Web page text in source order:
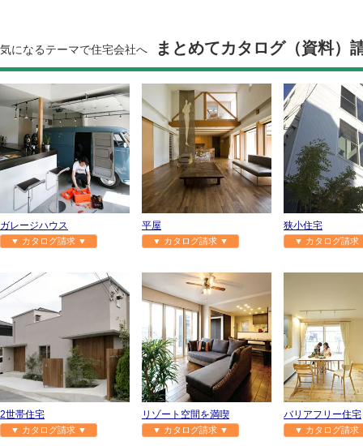
気になるテーマで住宅会社へ まとめてカタログ（資料）
ガレージハウス
▼ カタログ請求 ▼
平屋
▼ カタログ請求 ▼
狭小住宅
▼ カタログ請
2世帯住宅
▼ カタログ請求 ▼
リゾート空間を満喫
▼ カタログ請求 ▼
バリアフリー住宅
▼ カタログ請